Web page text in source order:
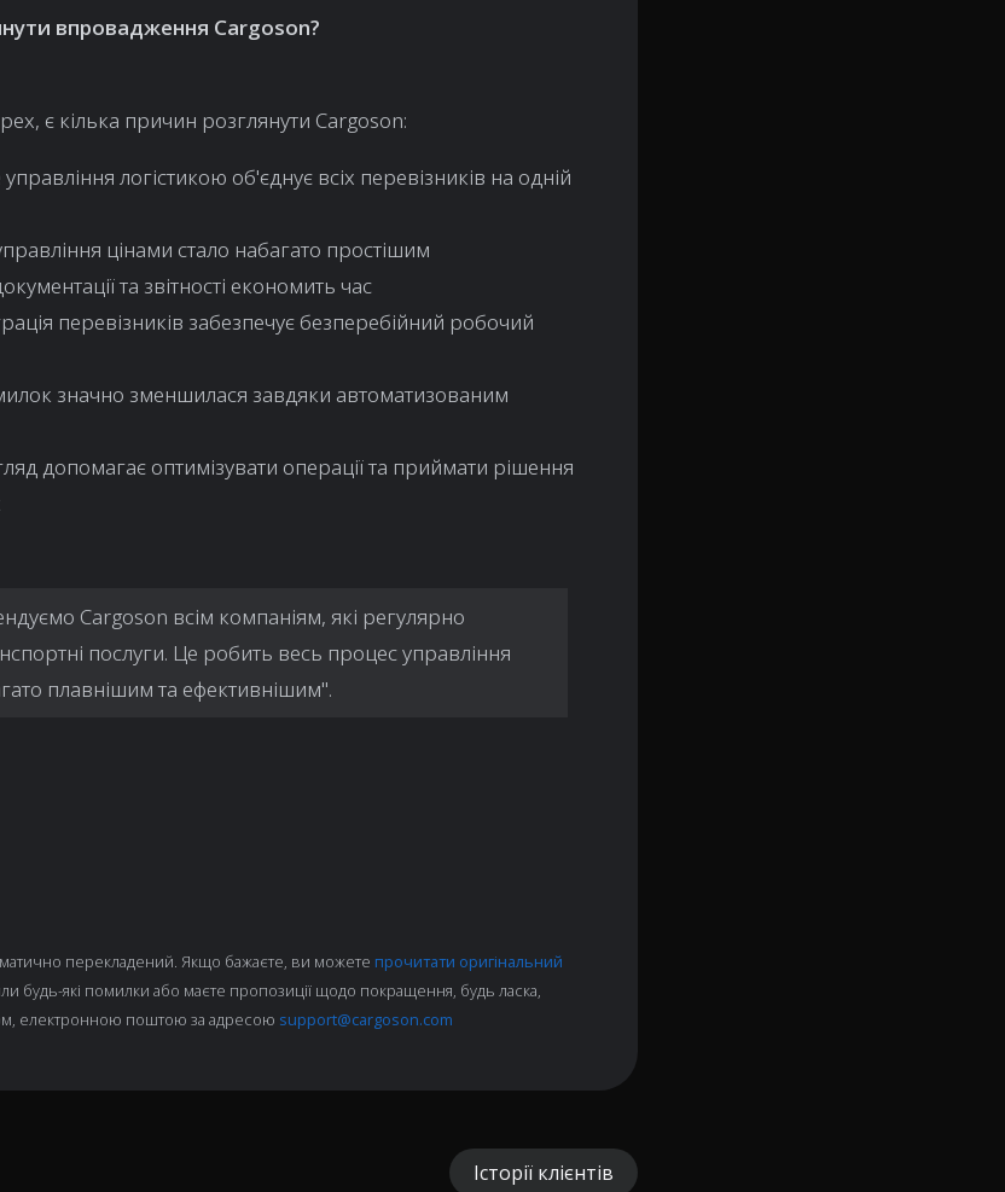
впровадження Cargoson?
є кілька причин розглянути Cargoson:
логістикою об'єднує всіх перевізників на одній
цінами стало набагато простішим
та звітності економить час
перевізників забезпечує безперебійний робочий
значно зменшилася завдяки автоматизованим
допомагає оптимізувати операції та приймати рішення
Cargoson всім компаніям, які регулярно
послуги. Це робить весь процес управління
плавнішим та ефективнішим".
перекладений. Якщо бажаєте, ви можете прочитати оригінальний
будь-які помилки або маєте пропозиції щодо покращення, будь ласка,
електронною поштою за адресою support@cargoson.com
Історії клієнтів